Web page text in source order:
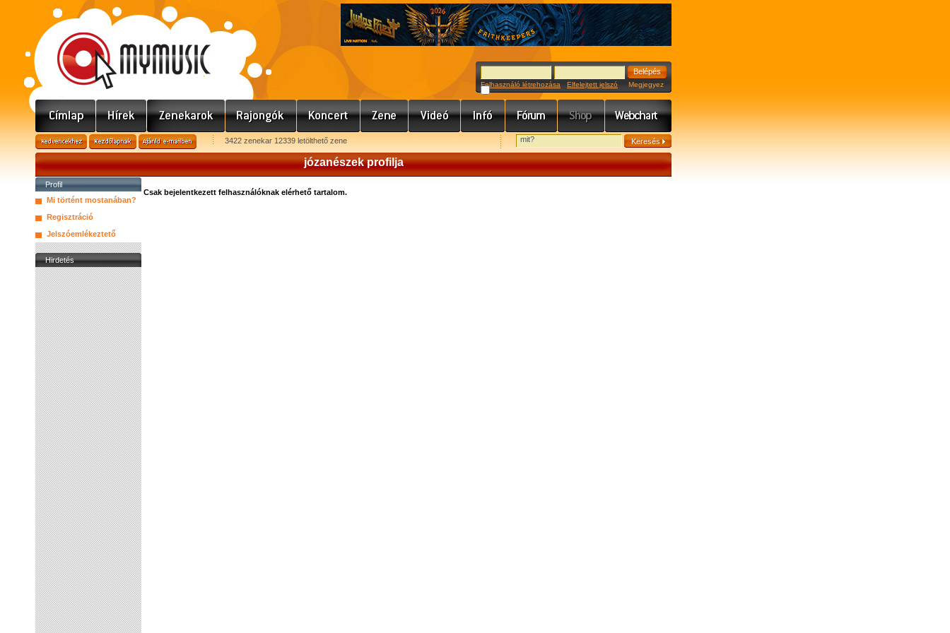
Felhasználó létrehozása Elfelejtett jelszó Megjegyez
3422 zenekar 12339 letölthető zene
józanészek profilja
Profil
Mi történt mostanában?
Regisztráció
Jelszóemlékeztető
Hirdetés
Csak bejelentkezett felhasználóknak elérhető tartalom.